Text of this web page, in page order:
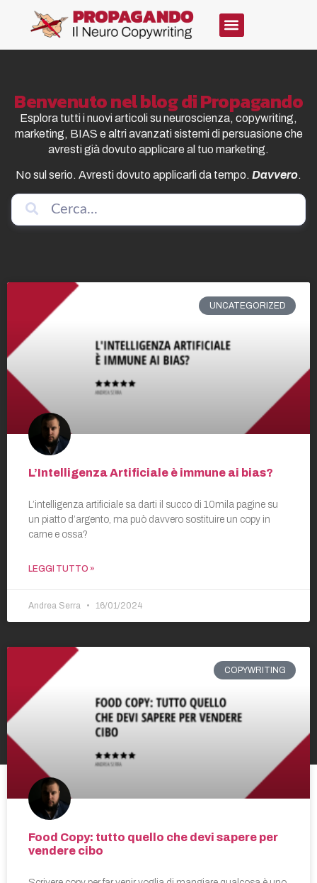
Benvenuto nel blog di Propagando
Esplora tutti i nuovi articoli su neuroscienza, copywriting,
marketing, BIAS e altri avanzati sistemi di persuasione che
avresti già dovuto applicare al tuo marketing.
No sul serio. Avresti dovuto applicarli da tempo. Davvero.
UNCATEGORIZED
L’Intelligenza Artificiale è immune ai bias?
L’intelligenza artificiale sa darti il succo di 10mila pagine su
un piatto d’argento, ma può davvero sostituire un copy in
carne e ossa?
LEGGI TUTTO »
Andrea Serra 16/01/2024
COPYWRITING
Food Copy: tutto quello che devi sapere per
vendere cibo